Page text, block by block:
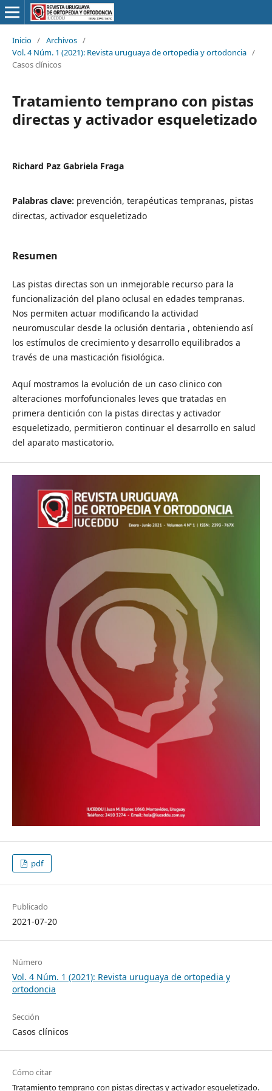
Inicio / Archivos /
Vol. 4 Núm. 1 (2021): Revista uruguaya de ortopedia y ortodoncia /
Casos clínicos
Tratamiento temprano con pistas
directas y activador esqueletizado
Richard Paz Gabriela Fraga
Palabras clave: prevención, terapéuticas tempranas, pistas
directas, activador esqueletizado
Resumen
Las pistas directas son un inmejorable recurso para la
funcionalización del plano oclusal en edades tempranas.
Nos permiten actuar modificando la actividad
neuromuscular desde la oclusión dentaria , obteniendo así
los estímulos de crecimiento y desarrollo equilibrados a
través de una masticación fisiológica.
Aquí mostramos la evolución de un caso clinico con
alteraciones morfofuncionales leves que tratadas en
primera dentición con la pistas directas y activador
esqueletizado, permitieron continuar el desarrollo en salud
del aparato masticatorio.
pdf
Publicado
2021-07-20
Número
Vol. 4 Núm. 1 (2021): Revista uruguaya de ortopedia y
ortodoncia
Sección
Casos clínicos
Cómo citar
Tratamiento temprano con pistas directas y activador esqueletizado.